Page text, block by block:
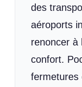
des
aéroports
renoncer à
confort.
fermetures